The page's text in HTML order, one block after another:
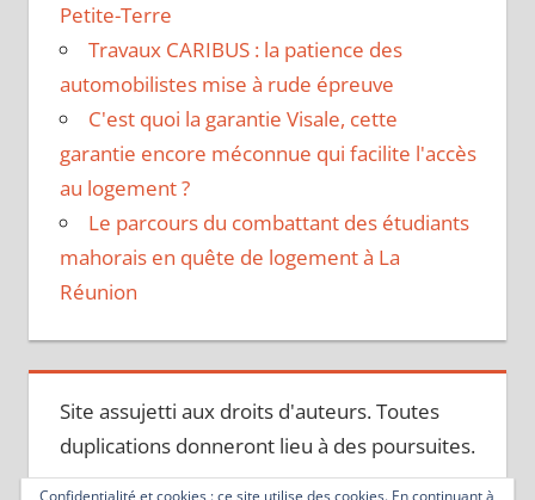
Petite-Terre
Travaux CARIBUS : la patience des
automobilistes mise à rude épreuve
C'est quoi la garantie Visale, cette
garantie encore méconnue qui facilite l'accès
au logement ?
Le parcours du combattant des étudiants
mahorais en quête de logement à La
Réunion
Site assujetti aux droits d'auteurs. Toutes
duplications donneront lieu à des poursuites.
Confidentialité et cookies : ce site utilise des cookies. En continuant à